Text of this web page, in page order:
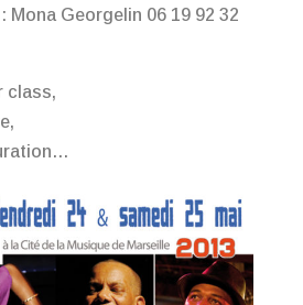
Mona Georgelin 06 19 92 32
class,